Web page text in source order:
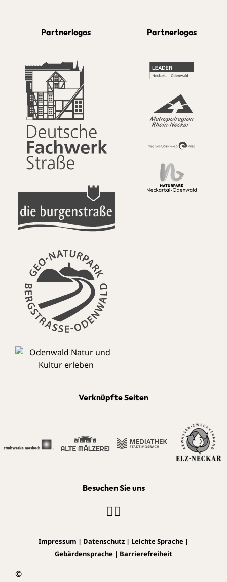
Partnerlogos Partnerlogos
Verknüpfte Seiten
Besuchen Sie uns
©
Impressum | Datenschutz | Leichte Sprache |
Gebärdensprache | Barrierefreiheit